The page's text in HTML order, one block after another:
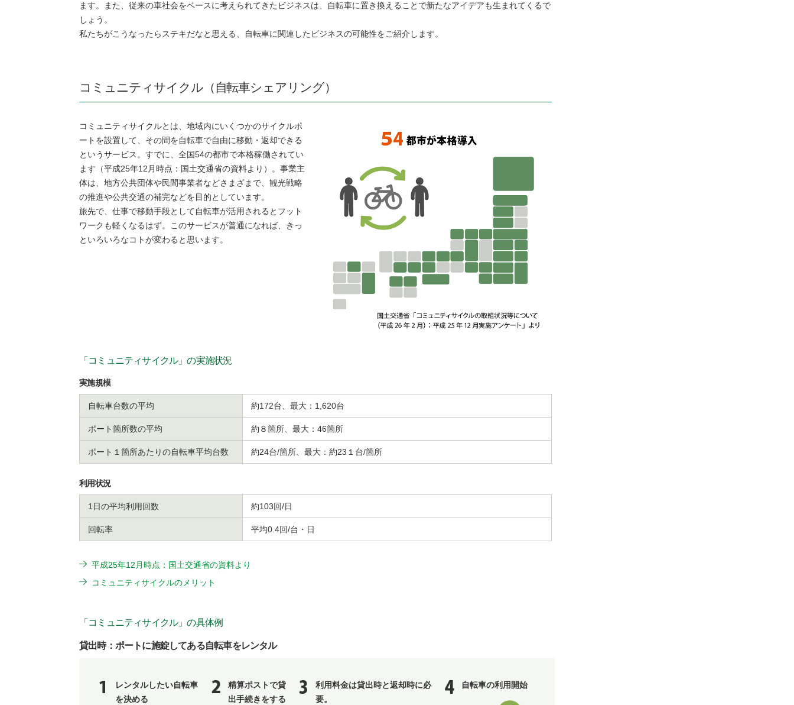
ます。また、従来の車社会をベースに考えられてきたビジネスは、自転車に置き換えることで新たなアイデアも生まれてくるで
しょう。
私たちがこうなったらステキだなと思える、自転車に関連したビジネスの可能性をご紹介します。
コミュニティサイクル（自転車シェアリング）
コミュニティサイクルとは、地域内にいくつかのサイクルポ
ートを設置して、その間を自転車で自由に移動・返却できる
というサービス。すでに、全国54の都市で本格稼働されてい
ます（平成25年12月時点：国土交通省の資料より）。事業主
体は、地方公共団体や民間事業者などさまざまで、観光戦略
の推進や公共交通の補完などを目的としています。
旅先で、仕事で移動手段として自転車が活用されるとフット
ワークも軽くなるはず。このサービスが普通になれば、きっ
といろいろなコトが変わると思います。
「コミュニティサイクル」の実施状況
実施規模
自転車台数の平均 約172台、最大：1,620台
ポート箇所数の平均 約８箇所、最大：46箇所
ポート１箇所あたりの自転車平均台数 約24台/箇所、最大：約23１台/箇所
利用状況
1日の平均利用回数 約103回/日
回転率 平均0.4回/台・日
平成25年12月時点：国土交通省の資料より
コミュニティサイクルのメリット
「コミュニティサイクル」の具体例
貸出時：ポートに施錠してある自転車をレンタル
レンタルしたい自転車
を決める
精算ポストで貸
出手続きをする
利用料金は貸出時と返却時に必
要。
自転車の利用開始